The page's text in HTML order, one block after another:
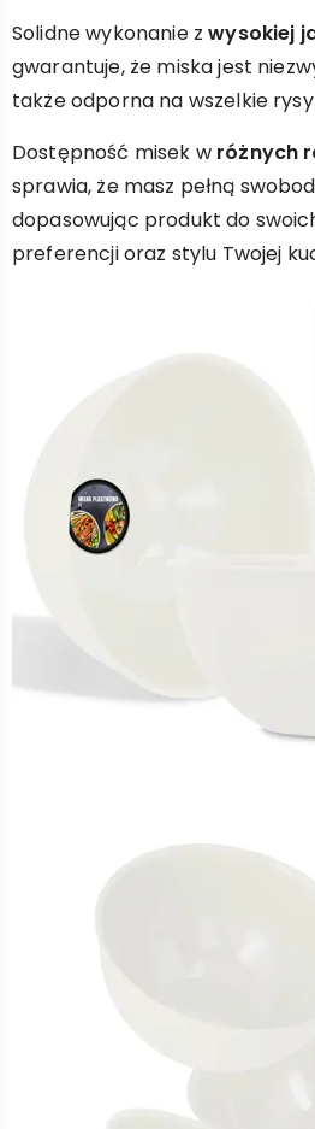
Solidne wykonanie zwysokiej
gwarantuje, że miska jest
także odporna na wszelkie
Dostępność misek w różnych
sprawia, że masz pełną
dopasowując produkt do
preferencji oraz stylu Twojej